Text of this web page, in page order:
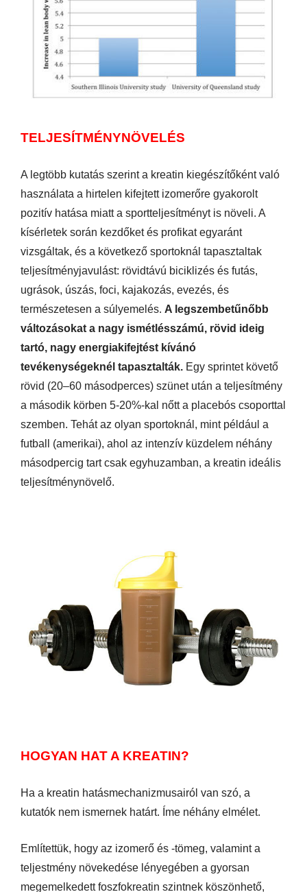
TELJESÍTMÉNYNÖVELÉS
A legtöbb kutatás szerint a kreatin kiegészítőként való
használata a hirtelen kifejtett izomerőre gyakorolt
pozitív hatása miatt a sportteljesítményt is növeli. A
kísérletek során kezdőket és profikat egyaránt
vizsgáltak, és a következő sportoknál tapasztaltak
teljesítményjavulást: rövidtávú biciklizés és futás,
ugrások, úszás, foci, kajakozás, evezés, és
természetesen a súlyemelés. A legszembetűnőbb
változásokat a nagy ismétlésszámú, rövid ideig
tartó, nagy energiakifejtést kívánó
tevékenységeknél tapasztalták. Egy sprintet követő
rövid (20–60 másodperces) szünet után a teljesítmény
a második körben 5-20%-kal nőtt a placebós csoporttal
szemben. Tehát az olyan sportoknál, mint például a
futball (amerikai), ahol az intenzív küzdelem néhány
másodpercig tart csak egyhuzamban, a kreatin ideális
teljesítménynövelő.
HOGYAN HAT A KREATIN?
Ha a kreatin hatásmechanizmusairól van szó, a
kutatók nem ismernek határt. Íme néhány elmélet.
Említettük, hogy az izomerő és -tömeg, valamint a
teljestmény növekedése lényegében a gyorsan
megemelkedett foszfokreatin szintnek köszönhető,